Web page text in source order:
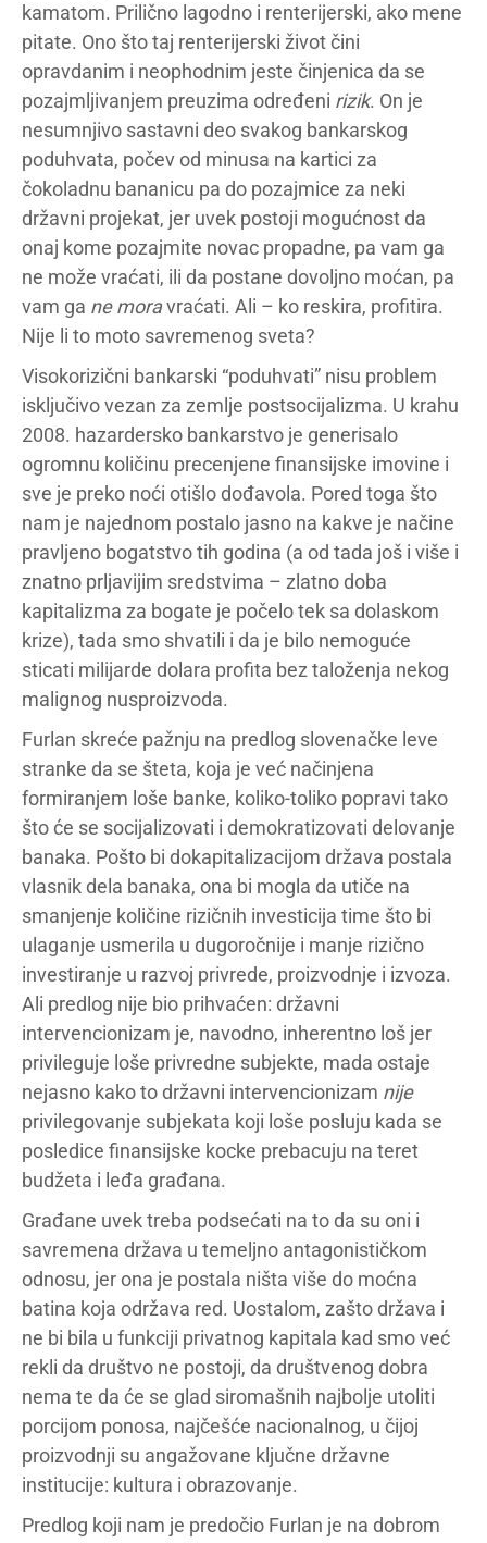
kamatom. Prilično lagodno i renterijerski, ako mene
pitate. Ono što taj renterijerski život čini
opravdanim i neophodnim jeste činjenica da se
pozajmljivanjem preuzima određeni rizik. On je
nesumnjivo sastavni deo svakog bankarskog
poduhvata, počev od minusa na kartici za
čokoladnu bananicu pa do pozajmice za neki
državni projekat, jer uvek postoji mogućnost da
onaj kome pozajmite novac propadne, pa vam ga
ne može vraćati, ili da postane dovoljno moćan, pa
vam ga ne moravraćati. Ali – ko reskira, profitira.
Nije li to moto savremenog sveta?
Visokorizični bankarski “poduhvati” nisu problem
isključivo vezan za zemlje postsocijalizma. U krahu
2008. hazardersko bankarstvo je generisalo
ogromnu količinu precenjene finansijske imovine i
sve je preko noći otišlo dođavola. Pored toga što
nam je najednom postalo jasno na kakve je načine
pravljeno bogatstvo tih godina (a od tada još i više i
znatno prljavijim sredstvima – zlatno doba
kapitalizma za bogate je počelo tek sa dolaskom
krize), tada smo shvatili i da je bilo nemoguće
sticati milijarde dolara profita bez taloženja nekog
malignog nusproizvoda.
Furlan skreće pažnju na predlog slovenačke leve
stranke da se šteta, koja je već načinjena
formiranjem loše banke, koliko-toliko popravi tako
što će se socijalizovati i demokratizovati delovanje
banaka. Pošto bi dokapitalizacijom država postala
vlasnik dela banaka, ona bi mogla da utiče na
smanjenje količine rizičnih investicija time što bi
ulaganje usmerila u dugoročnije i manje rizično
investiranje u razvoj privrede, proizvodnje i izvoza.
Ali predlog nije bio prihvaćen: državni
intervencionizam je, navodno, inherentno loš jer
privileguje loše privredne subjekte, mada ostaje
nejasno kako to državni intervencionizam nije
privilegovanje subjekata koji loše posluju kada se
posledice finansijske kocke prebacuju na teret
budžeta i leđa građana.
Građane uvek treba podsećati na to da su oni i
savremena država u temeljno antagonističkom
odnosu, jer ona je postala ništa više do moćna
batina koja održava red. Uostalom, zašto država i
ne bi bila u funkciji privatnog kapitala kad smo već
rekli da društvo ne postoji, da društvenog dobra
nema te da će se glad siromašnih najbolje utoliti
porcijom ponosa, najčešće nacionalnog, u čijoj
proizvodnji su angažovane ključne državne
institucije: kultura i obrazovanje.
Predlog koji nam je predočio Furlan je na dobrom